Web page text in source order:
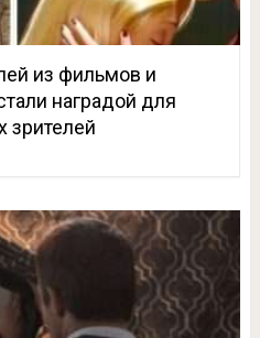
из фильмов и
наградой для
зрителей